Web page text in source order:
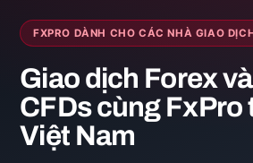
FXPRO DÀNH CHO CÁC NHÀ GIAO
Giao dịch Forex và
CFDs cùng FxPro
Việt Nam